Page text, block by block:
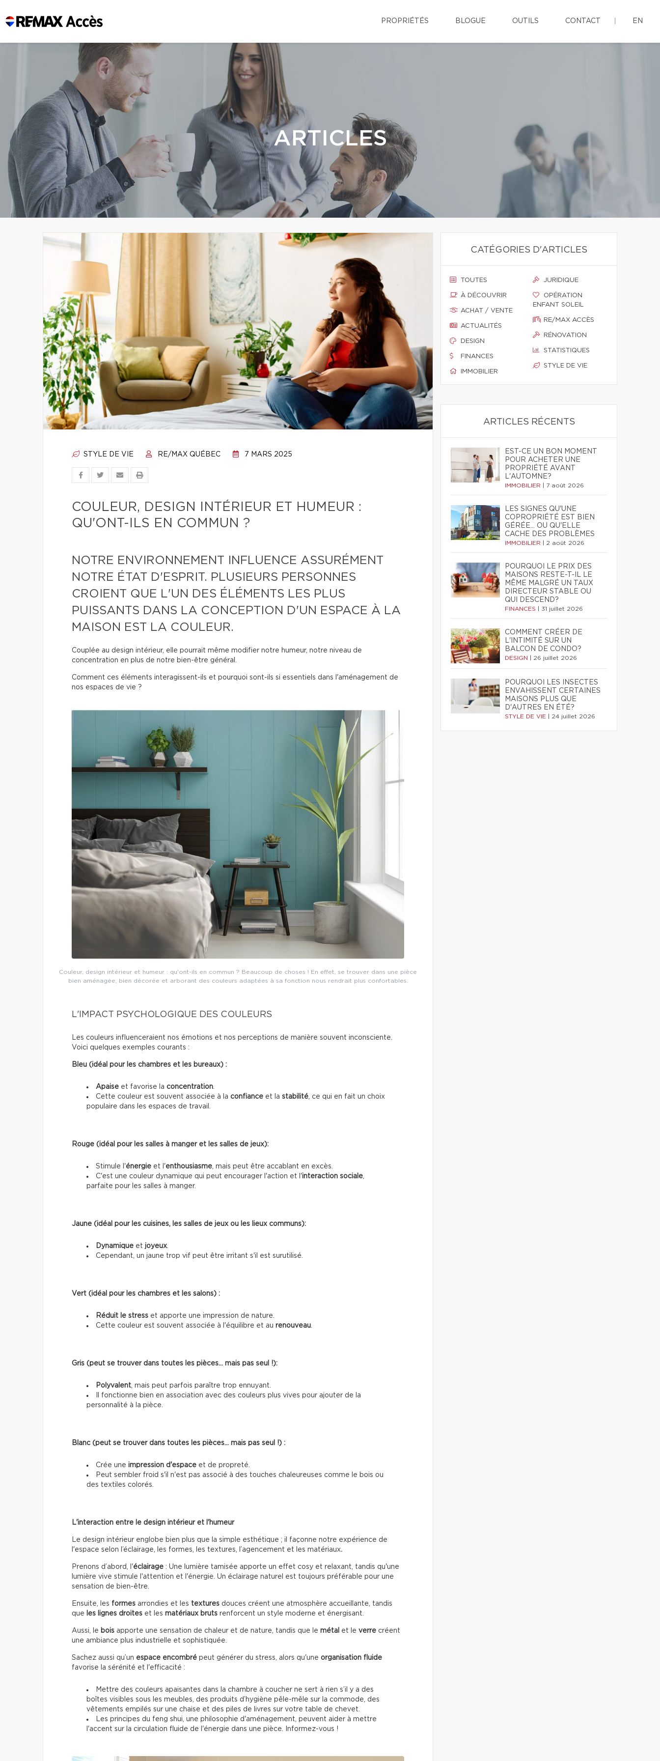
PROPRIÉTÉS BLOGUE OUTILS CONTACT EN
ARTICLES
STYLE DE VIE RE/MAX QUÉBEC 7 MARS 2025
COULEUR, DESIGN INTÉRIEUR ET HUMEUR :
QU'ONT-ILS EN COMMUN ?
NOTRE ENVIRONNEMENT INFLUENCE ASSURÉMENT
NOTRE ÉTAT D'ESPRIT. PLUSIEURS PERSONNES
CROIENT QUE L'UN DES ÉLÉMENTS LES PLUS
PUISSANTS DANS LA CONCEPTION D'UN ESPACE À LA
MAISON EST LA COULEUR.
Couplée au design intérieur, elle pourrait même modifier notre humeur, notre niveau de
concentration en plus de notre bien-être général.
Comment ces éléments interagissent-ils et pourquoi sont-ils si essentiels dans l'aménagement de
nos espaces de vie ?
Couleur, design intérieur et humeur : qu'ont-ils en commun ? Beaucoup de choses ! En effet, se trouver dans une pièce
bien aménagée, bien décorée et arborant des couleurs adaptées à sa fonction nous rendrait plus confortables.
L'IMPACT PSYCHOLOGIQUE DES COULEURS
Les couleurs influenceraient nos émotions et nos perceptions de manière souvent inconsciente.
Voici quelques exemples courants :
Bleu (idéal pour les chambres et les bureaux) :
Apaise et favorise la concentration.
Cette couleur est souvent associée à la confiance et la stabilité, ce qui en fait un choix
populaire dans les espaces de travail.
Rouge (idéal pour les salles à manger et les salles de jeux):
Stimule l'énergie et l'enthousiasme, mais peut être accablant en excès.
C'est une couleur dynamique qui peut encourager l'action et l'interaction sociale,
parfaite pour les salles à manger.
Jaune (idéal pour les cuisines, les salles de jeux ou les lieux communs):
Dynamique et joyeux.
Cependant, un jaune trop vif peut être irritant s'il est surutilisé.
Vert (idéal pour les chambres et les salons) :
Réduit le stress et apporte une impression de nature.
Cette couleur est souvent associée à l'équilibre et au renouveau.
Gris (peut se trouver dans toutes les pièces… mais pas seul !):
Polyvalent, mais peut parfois paraître trop ennuyant.
Il fonctionne bien en association avec des couleurs plus vives pour ajouter de la
personnalité à la pièce.
Blanc (peut se trouver dans toutes les pièces… mais pas seul !) :
Crée une impression d'espace et de propreté.
Peut sembler froid s'il n'est pas associé à des touches chaleureuses comme le bois ou
des textiles colorés.
L'interaction entre le design intérieur et l'humeur
Le design intérieur englobe bien plus que la simple esthétique ; il façonne notre expérience de
l'espace selon l’éclairage, les formes, les textures, l’agencement et les matériaux.
Prenons d’abord, l'éclairage : Une lumière tamisée apporte un effet cosy et relaxant, tandis qu'une
lumière vive stimule l'attention et l'énergie. Un éclairage naturel est toujours préférable pour une
sensation de bien-être.
Ensuite, les formes arrondies et les textures douces créent une atmosphère accueillante, tandis
que
les lignes droites et les matériaux bruts renforcent un style moderne et énergisant.
Aussi, le bois apporte une sensation de chaleur et de nature, tandis que le métal et le verre créent
une ambiance plus industrielle et sophistiquée.
Sachez aussi qu’un espace encombré peut générer du stress, alors qu'une organisation fluide
favorise la sérénité et l'efficacité :
Mettre des couleurs apaisantes dans la chambre à coucher ne sert à rien s’il y a des
boîtes visibles sous les meubles, des produits d’hygiène pêle-mêle sur la commode, des
vêtements empilés sur une chaise et des piles de livres sur votre table de chevet.
Les principes du feng shui, une philosophie d'aménagement, peuvent aider à mettre
l'accent sur la circulation fluide de l'énergie dans une pièce. Informez-vous !
CATÉGORIES D'ARTICLES
TOUTES
À DÉCOUVRIR
ACHAT / VENTE
ACTUALITÉS
DESIGN
FINANCES
IMMOBILIER
JURIDIQUE
ENFANT SOLEIL
RE/MAX ACCÈS
RÉNOVATION
STATISTIQUES
STYLE DE VIE
ARTICLES RÉCENTS
EST-CE UN BON MOMENT
POUR ACHETER UNE
PROPRIÉTÉ AVANT
L'AUTOMNE?
IMMOBILIER 7 août 2026
LES SIGNES QU'UNE
COPROPRIÉTÉ EST BIEN
GÉRÉE… OU QU'ELLE
CACHE DES PROBLÈMES
IMMOBILIER 2 août 2026
POURQUOI LE PRIX DES
MAISONS RESTE-T-IL LE
MÊME MALGRÉ UN TAUX
DIRECTEUR STABLE OU
QUI DESCEND?
FINANCES 31 juillet 2026
COMMENT CRÉER DE
L'INTIMITÉ SUR UN
BALCON DE CONDO?
DESIGN 26 juillet 2026
POURQUOI LES INSECTES
ENVAHISSENT CERTAINES
MAISONS PLUS QUE
D'AUTRES EN ÉTÉ?
STYLE DE VIE 24 juillet 2026